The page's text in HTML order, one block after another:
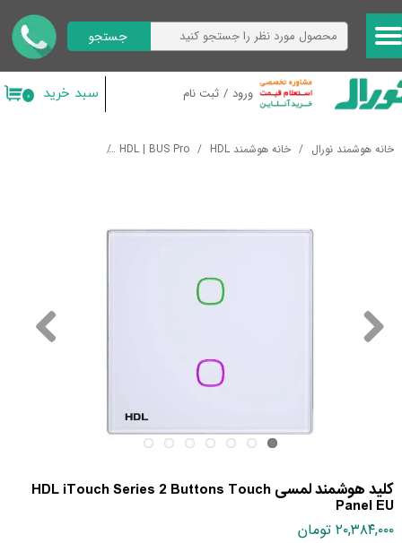
ورود / ثبت نام
حساب کاربری من
تغییر گذر واژه
خروج از حساب کاربری
جستجو
۰ سبد خرید
خانه هوشمند نورال خانه هوشمند HDL HDL | BUS Pro
کلید هوشمند لمسی HDL iTouch Series 2 Buttons Touch
Panel EU
۲۰,۳۸۴,۰۰۰ تومان